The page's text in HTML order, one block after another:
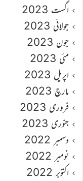
اگست 2023
جولائی 2023
جون 2023
مئی 2023
اپریل 2023
مارچ 2023
فروری 2023
جنوری 2023
دسمبر 2022
نومبر 2022
اکتوبر 2022